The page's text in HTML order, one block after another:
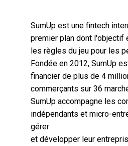
SumUp est une fintech
premier plan dont l'objectif
les règles du jeu pour les
Fondée en 2012, SumUp
financier de plus de 4
commerçants sur 36
SumUp accompagne les
indépendants et micro-
gérer
et développer leur